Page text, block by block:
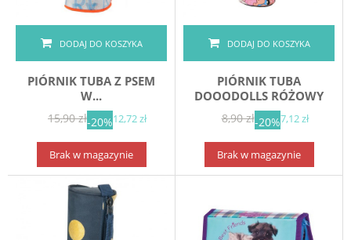
DODAJ DO KOSZYKA
PIÓRNIK TUBA Z PSEM
W...
15,90 zł-20%12,72 zł
Brak w magazynie
DODAJ DO KOSZYKA
PIÓRNIK TUBA
DOOODOLLS RÓŻOWY
8,90 zł-20%7,12 zł
Brak w magazynie